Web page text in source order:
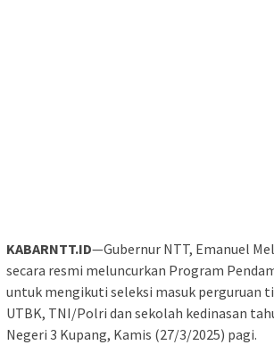
KABARNTT.ID—Gubernur NTT, Emanuel
secara resmi meluncurkan Program
untuk mengikuti seleksi masuk perguruan
UTBK, TNI/Polri dan sekolah kedinasan
Negeri 3 Kupang, Kamis (27/3/2025) pagi.